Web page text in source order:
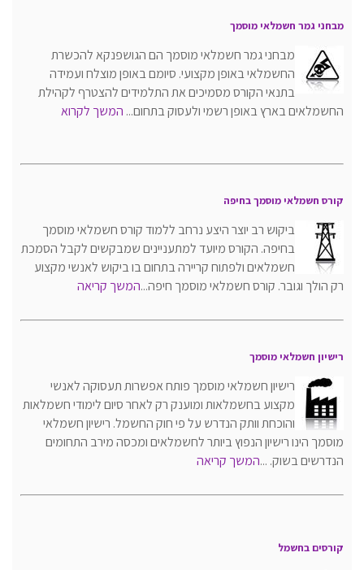
מבחני גמר חשמלאי מוסמך
מבחני גמר חשמלאי מוסמך הם הגושפנקא להכשרת
החשמלאי באופן מקצועי. סיומם באופן מוצלח ועמידה
בתנאי הקורס מסמיכים את התלמידים להצטרף לקהילת
החשמלאים בארץ באופן רשמי ולעסוק בתחום... המשך לקרוא
קורס חשמלאי מוסמך בחיפה
ביקוש רב יוצר היצע נרחב ללמוד קורס חשמלאי מוסמך
בחיפה. הקורס מיועד למתעניינים שמבקשים לקבל הסמכת
חשמלאים ולפתוח קריירה בתחום בו ביקוש לאנשי מקצוע
רק הולך וגובר. קורס חשמלאי מוסמך חיפה...המשך קריאה
רישיון חשמלאי מוסמך
רישיון חשמלאי מוסמך פותח אפשרות תעסוקה לאנשי
מקצוע בחשמלאות ומוענק רק לאחר סיום לימודי חשמלאות
והוכחת וותק הנדרש על פי חוק החשמל. רישיון חשמלאי
מוסמך הינו רישיון הנפוץ ביותר לחשמלאים ומכסה מירב התחומים
הנדרשים בשוק. ...המשך קריאה
קורסים בחשמל